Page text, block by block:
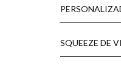
SQUEEZE DE